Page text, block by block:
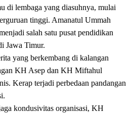
di lembaga yang diasuhnya, mulai
tinggi. Amanatul Ummah
salah satu pusat pendidikan
Jawa Timur.
yang berkembang di kalangan
KH Asep dan KH Miftahul
Kerap terjadi perbedaan pandangan
kondusivitas organisasi, KH